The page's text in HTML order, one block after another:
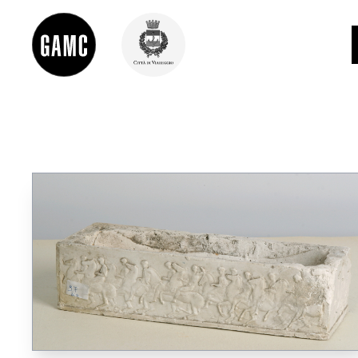
GLI AUTORI
LORENZO VIANI
MOSTRE
EVENTI
PALAZZO DELLE MUSE